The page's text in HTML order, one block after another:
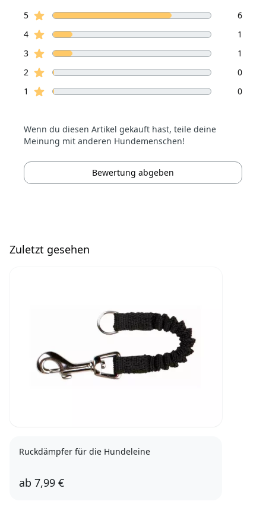
Bewertungen
5Sterne Bewertungen
6
4Sterne Bewertungen
1
3Sterne Bewertungen
1
2 Sterne Bewertungen
0
1
Sterne Bewertungen 0
Wenn du diesen Artikel gekauft hast, teile deine
Meinung mit anderen Hundemenschen!
Bewertung abgeben
Zuletzt gesehen
Ruckdämpfer für die Hundeleine
ab 7,99 €